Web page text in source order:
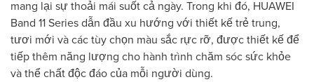
mang lại sự thoải mái suốt cả ngày. Trong khi đó, HUAWEI
Band 11 Series dẫn đầu xu hướng với thiết kế trẻ trung,
tươi mới và các tùy chọn màu sắc rực rỡ, được thiết kế để
tiếp thêm năng lượng cho hành trình chăm sóc sức khỏe
và thể chất độc đáo của mỗi người dùng.